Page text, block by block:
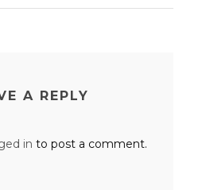
A REPLY
in to post a comment.